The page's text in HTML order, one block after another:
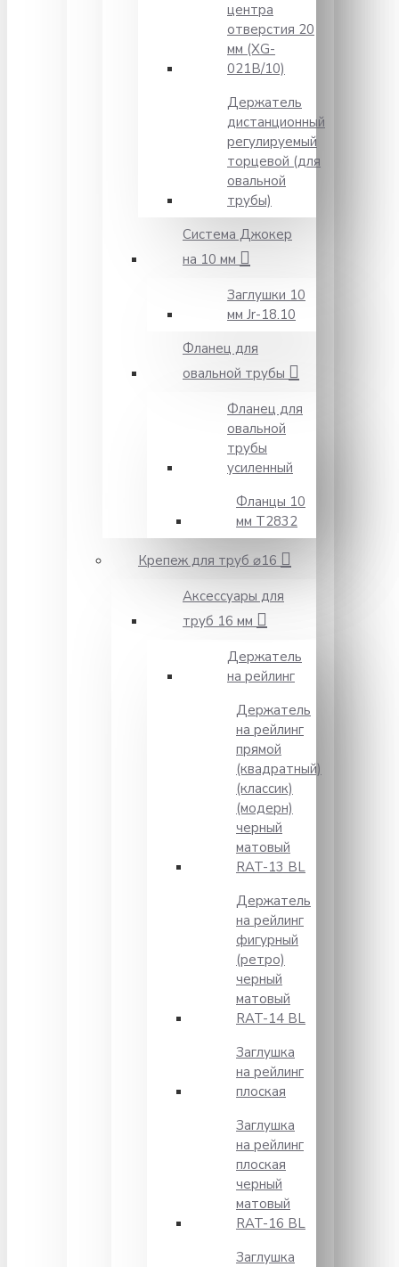
центра
отверстия 20
мм (XG-
021B/10)
Держатель
дистанционный
регулируемый
торцевой (для
овальной
трубы)
Система Джокер
на 10 мм
Заглушки 10
мм Jr-18.10
Фланец для
овальной трубы
Фланец для
овальной
трубы
усиленный
Фланцы 10
мм Т2832
Крепеж для труб ⌀16
Аксессуары для
труб 16 мм
Держатель
на рейлинг
Держатель
на рейлинг
прямой
(квадратный)
(классик)
(модерн)
черный
матовый
RAT-13 BL
Держатель
на рейлинг
фигурный
(ретро)
черный
матовый
RAT-14 BL
Заглушка
на рейлинг
плоская
Заглушка
на рейлинг
плоская
черный
матовый
RAT-16 BL
Заглушка